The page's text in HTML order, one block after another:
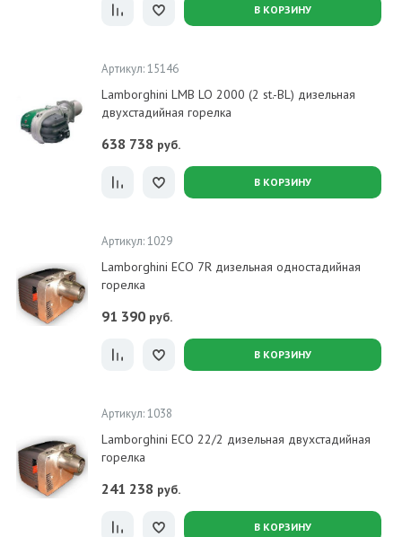
В КОРЗИНУ
Артикул: 15146
Lamborghini LMB LO 2000 (2 st.-BL) дизельная
двухстадийная горелка
638 738 руб.
В КОРЗИНУ
Артикул: 1029
Lamborghini ECO 7R дизельная одностадийная
горелка
91 390 руб.
В КОРЗИНУ
Артикул: 1038
Lamborghini ECO 22/2 дизельная двухстадийная
горелка
241 238 руб.
В КОРЗИНУ